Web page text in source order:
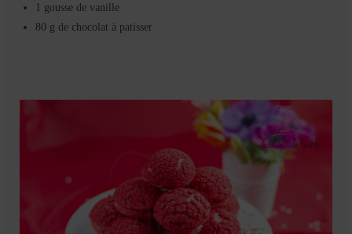
1 gousse de vanille
80 g de chocolat à patisser